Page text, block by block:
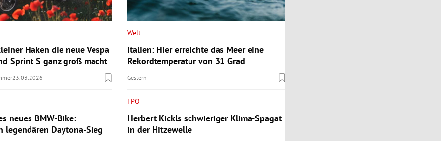
Haken die neue Vespa
Sprint S ganz groß macht
23.03.2026
neues BMW-Bike:
legendären Daytona-Sieg
Welt
Italien: Hier erreichte das Meer eine
Rekordtemperatur von 31 Grad
Gestern
FPÖ
Herbert Kickls schwieriger Klima-Spagat
in der Hitzewelle